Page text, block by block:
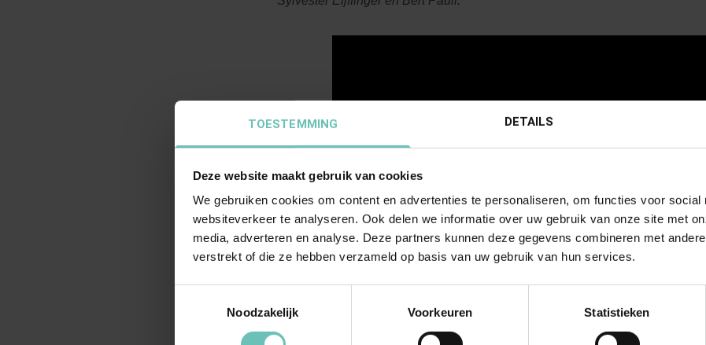
TOESTEMMING DETAILS
Deze website maakt gebruik van cookies
We gebruiken cookies om content en advertenties te personaliseren, om functies voor social
websiteverkeer te analyseren. Ook delen we informatie over uw gebruik van onze site met
media, adverteren en analyse. Deze partners kunnen deze gegevens combineren met
verstrekt of die ze hebben verzameld op basis van uw gebruik van hun services.
Noodzakelijk
Voorkeuren Statistieken